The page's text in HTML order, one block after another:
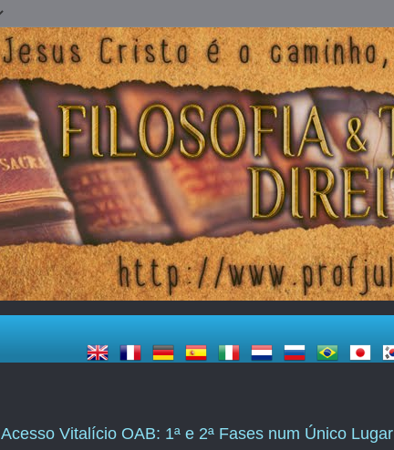
Acesso Vitalício OAB: 1ª e 2ª Fases num Único Lugar